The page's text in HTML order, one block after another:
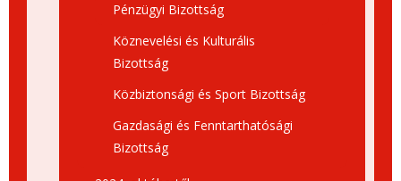
Pénzügyi Bizottság
Köznevelési és Kulturális
Bizottság
Közbiztonsági és Sport Bizottság
Gazdasági és Fenntarthatósági
Bizottság